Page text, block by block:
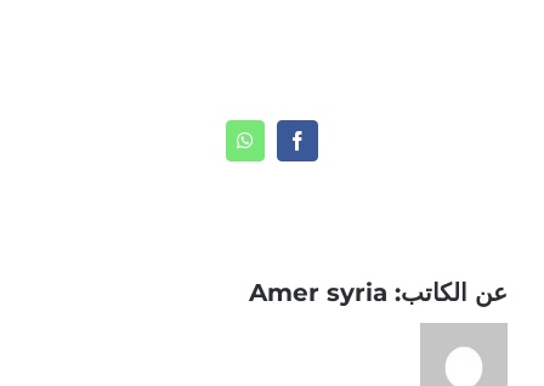
Facebook
WhatsApp
عن الكاتب: Amer syria